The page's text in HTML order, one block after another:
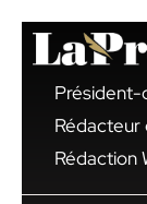
Président-
Rédacteur
Rédaction